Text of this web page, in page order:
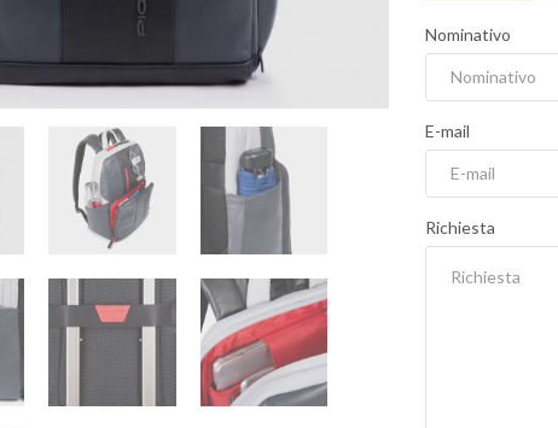
Nominativo
E-mail
Richiesta